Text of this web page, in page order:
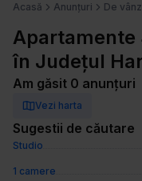
Acasă Anunțuri De
Apartamente
în Județul
Am găsit 0 anunțuri
Vezi harta
Sugestii de căutare
Studio
1 camere